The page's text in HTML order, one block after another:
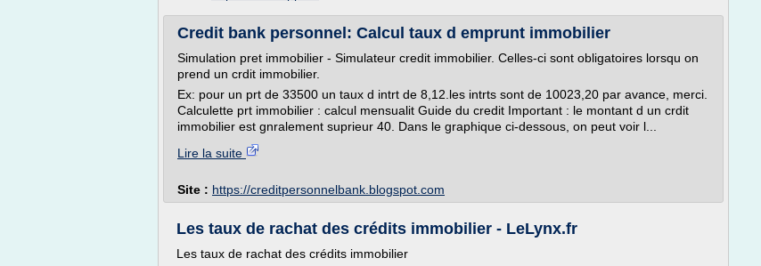
Credit bank personnel: Calcul taux d emprunt immobilier
Simulation pret immobilier - Simulateur credit immobilier. Celles-ci sont obligatoires lorsqu on
prend un crdit immobilier.
Ex: pour un prt de 33500 un taux d intrt de 8,12.les intrts sont de 10023,20 par avance, merci.
Calculette prt immobilier : calcul mensualit Guide du credit Important : le montant d un crdit
immobilier est gnralement suprieur 40. Dans le graphique ci-dessous, on peut voir l...
Lire la suite
Site : https://creditpersonnelbank.blogspot.com
Les taux de rachat des crédits immobilier - LeLynx.fr
Les taux de rachat des crédits immobilier